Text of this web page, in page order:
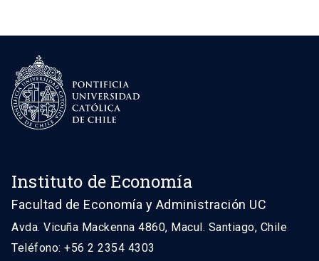
Instituto de Economía
Facultad de Economía y Administración UC
Avda. Vicuña Mackenna 4860, Macul. Santiago, Chile
Teléfono: +56 2 2354 4303